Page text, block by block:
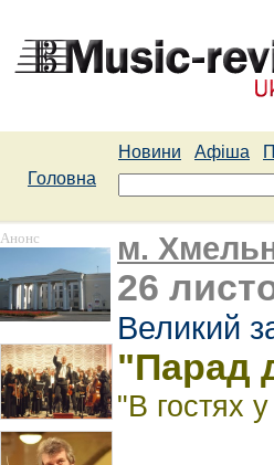
Новини Афіша
Головна
Анонс м.
26
Великий
"Парад
"В гостях